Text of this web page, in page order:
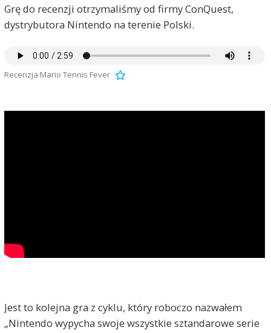
Grę do recenzji otrzymaliśmy od firmy ConQuest,
dystrybutora Nintendo na terenie Polski.
Recenzja Mario Tennis Fever
Jest to kolejna gra z cyklu, który roboczo nazwałem
„Nintendo wypycha swoje wszystkie sztandarowe serie